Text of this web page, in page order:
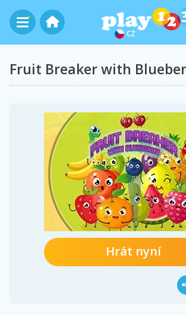
CZ
Fruit Breaker with
Hrát nyní